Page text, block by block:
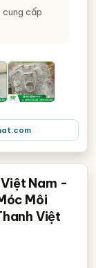
cung cấp
Nam -
Môi
Việt